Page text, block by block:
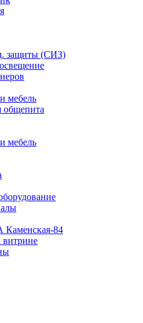
защиты (СИЗ)
мебель
общепита
мебель
84